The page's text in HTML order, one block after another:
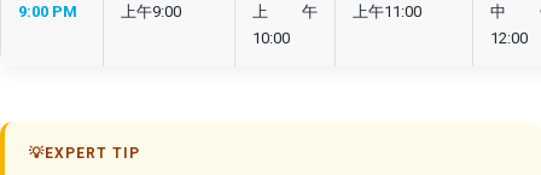
9:00 PM 上午9:00
上午
10:00
上午11:00
中
12:00